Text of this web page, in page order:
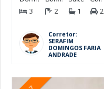
3
2
1
2
Corretor:
SERAFIM
DOMINGOS FARIA
ANDRADE